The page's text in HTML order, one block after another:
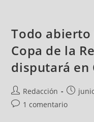
Todo
Copa de la
disputará en
Redacción
1 comentario